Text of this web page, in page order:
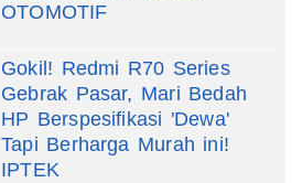
OTOMOTIF
Gokil! Redmi R70 Series
Gebrak Pasar, Mari Bedah
HP Berspesifikasi 'Dewa'
Tapi Berharga Murah ini!
IPTEK